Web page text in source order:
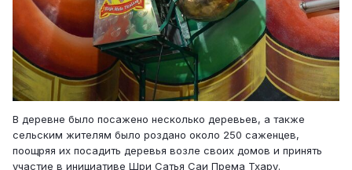
В деревне было посажено несколько деревьев, а также
сельским жителям было роздано около 250 саженцев,
поощряя их посадить деревья возле своих домов и принять
участие в инициативе Шри Сатья Саи Према Тхару.